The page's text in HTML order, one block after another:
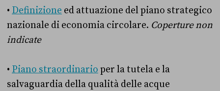
• Definizione ed attuazione del piano strategico
nazionale di economia circolare. Coperture non
indicate
• Piano straordinario per la tutela e la
salvaguardia della qualità delle acque